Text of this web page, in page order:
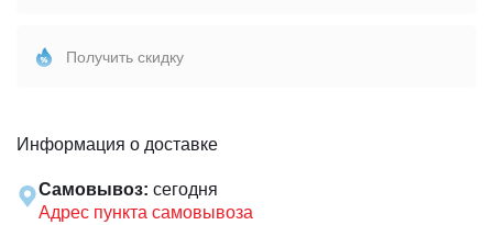
Получить скидку
Информация о доставке
Самовывоз: сегодня
Адрес пункта самовывоза